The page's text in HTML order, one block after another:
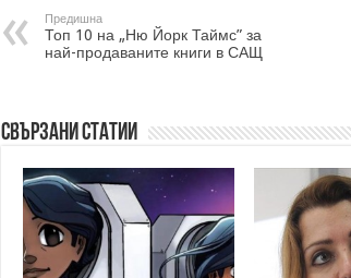
Предишна
Топ 10 на „Ню Йорк Таймс” за
най-продаваните книги в САЩ
Свързани статии